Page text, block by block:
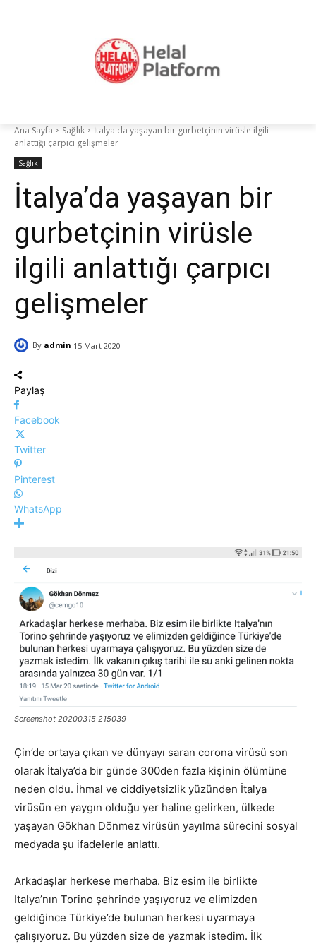
Ana Sayfa Sağlık
İtalya'da yaşayan bir gurbetçinin virüsle ilgili
anlattığı çarpıcı gelişmeler
Sağlık
İtalya’da yaşayan bir
gurbetçinin virüsle
ilgili anlattığı çarpıcı
gelişmeler
By admin 15 Mart 2020
Paylaş
Facebook
Twitter
Pinterest
WhatsApp
Screenshot 20200315 215039
Çin’de ortaya çıkan ve dünyayı saran corona virüsü son
olarak İtalya’da bir günde 300den fazla kişinin ölümüne
neden oldu. İhmal ve ciddiyetsizlik yüzünden İtalya
virüsün en yaygın olduğu yer haline gelirken, ülkede
yaşayan Gökhan Dönmez virüsün yayılma sürecini sosyal
medyada şu ifadelerle anlattı.
Arkadaşlar herkese merhaba. Biz esim ile birlikte
Italya’nın Torino şehrinde yaşıyoruz ve elimizden
geldiğince Türkiye’de bulunan herkesi uyarmaya
çalışıyoruz. Bu yüzden size de yazmak istedim. İlk